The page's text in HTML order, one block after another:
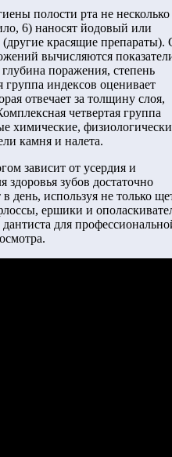
полости рта не несколько
6) наносят йодовый или
красящие препараты).
вычисляются
поражения, степень
группа индексов оценивает
отвечает за толщину слоя,
четвертая группа
химические,
камня и налета.
зависит от усердия и
здоровья зубов достаточно
день, используя не только
ершики и
для